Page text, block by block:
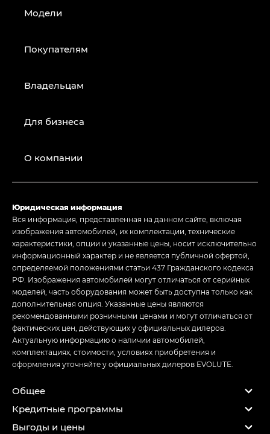
Модели
Покупателям
Владельцам
Для бизнеса
О компании
Юридическая информация
Вся информация, представленная на данном сайте, включая
изображения автомобилей, их комплектации, технические
характеристики, опции и указанные цены, носит исключительно
информационный характер и не является публичной офертой,
определяемой положениями статьи 437 Гражданского кодекса
РФ. Изображения автомобилей могут отличаться от серийных
моделей, часть оборудования может быть доступна только как
дополнительная опция. Указанные цены являются
рекомендованными розничными ценами и могут отличаться от
фактических цен, действующих у официальных дилеров.
Актуальную информацию о наличии автомобилей,
комплектациях, стоимости, условиях приобретения и
оформления уточняйте у официальных дилеров EVOLUTE.
Общее
Кредитные программы
Выгоды и цены